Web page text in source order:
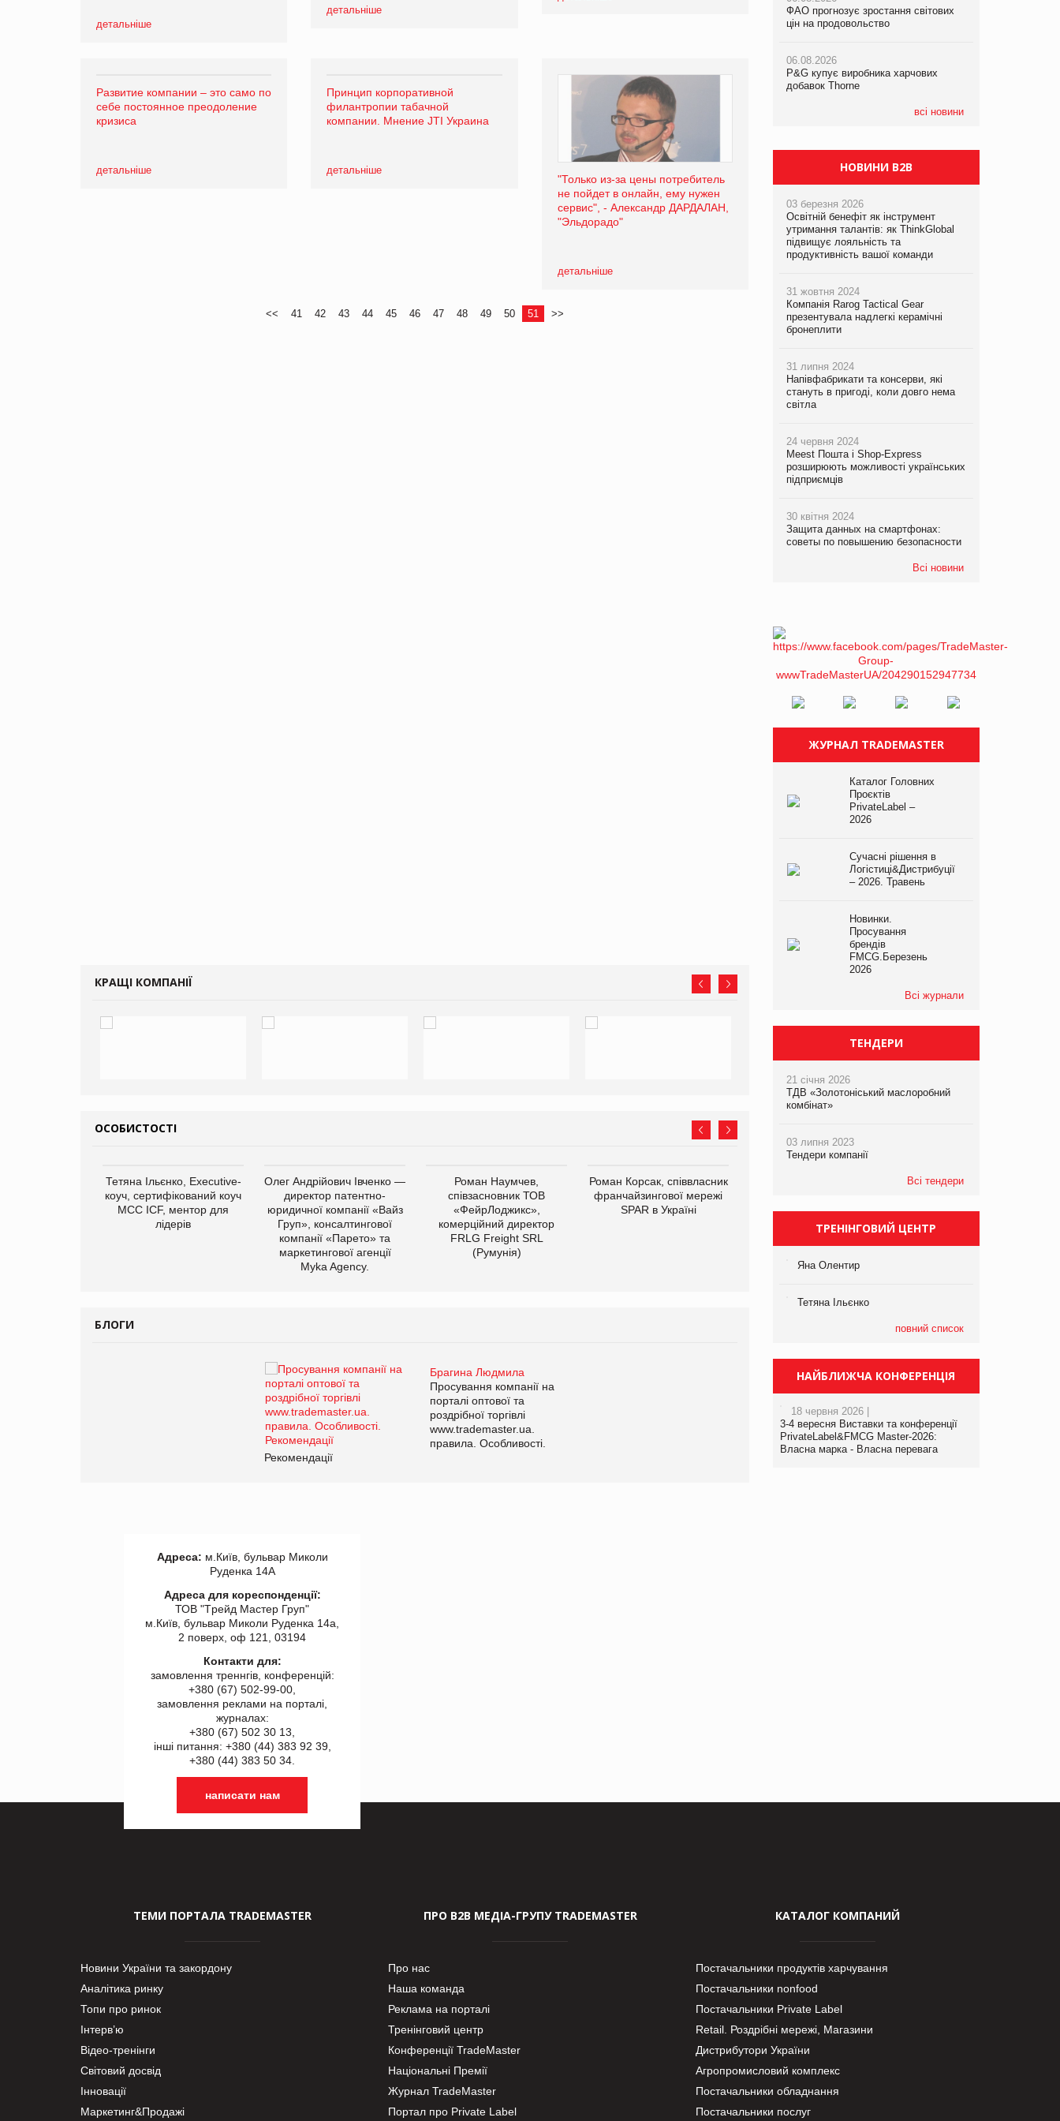
детальніше
детальніше
Развитие компании – это само по
себе постоянное преодоление
кризиса
детальніше
Принцип корпоративной
филантропии табачной
компании. Мнение JTI Украина
детальніше
"Только из-за цены потребитель
не пойдет в онлайн, ему нужен
сервис", - Александр ДАРДАЛАН,
"Эльдорадо"
детальніше
<< 41 42 43 44 45 46 47 48 49 50 51 >>
КРАЩІ КОМПАНІЇ
ОСОБИСТОСТІ
Тетяна Ільєнко, Executive-
коуч, сертифікований коуч
МСС ICF, ментор для
лідерів
Олег Андрійович Івченко —
директор патентно-
юридичної компанії «Вайз
Груп», консалтингової
компанії «Парето» та
маркетингової агенції
Myka Agency.
Роман Наумчев,
співзасновник ТОВ
«ФейрЛоджикс»,
комерційний директор
FRLG Freight SRL
(Румунія)
Роман Корсак, співвласник
франчайзингової мережі
SPAR в Україні
департаменту з
виробництва
Яна Сараніна, директор
БЛОГИ
Брагина Людмила
Просування компанії на
порталі оптової та
роздрібної торгівлі
www.trademaster.ua.
правила. Особливості.
Рекомендації
Брагина Людмила
роздрібної торгівлі
www.trademaster.ua.
правила. Особливості.
ФАО прогнозує зростання світових
цін на продовольство
06.08.2026
P&G купує виробника харчових
добавок Thorne
всі новини
у VARUS з’явилися новинки від ТМ
ТОКЕРИ
PrivateLabel&FMCG Master 2026
ФАО прогнозує зростання світових
цін на продовольство
06.08.2026
P&G купує виробника харчових
добавок Thorne
НОВИНИ B2B
03 березня 2026
Освітній бенефіт як інструмент
утримання талантів: як ThinkGlobal
підвищує лояльність та
продуктивність вашої команди
31 жовтня 2024
Компанія Rarog Tactical Gear
презентувала надлегкі керамічні
бронеплити
31 липня 2024
Напівфабрикати та консерви, які
стануть в пригоді, коли довго нема
світла
24 червня 2024
Meest Пошта і Shop-Express
розширюють можливості українських
підприємців
30 квітня 2024
Защита данных на смартфонах:
советы по повышению безопасности
Всі новини
ЖУРНАЛ TRADEMASTER
Каталог Головних
Проєктів
PrivateLabel –
2026
Сучасні рішення в
Логістиці&Дистрибуції
– 2026. Травень
Новинки.
Просування
брендів
FMCG.Березень
2026
Всі журнали
ТЕНДЕРИ
21 січня 2026
ТДВ «Золотоніський маслоробний
комбінат»
03 липня 2023
Тендери компанії
Всі тендери
ТРЕНІНГОВИЙ ЦЕНТР
Яна Олентир
Тетяна Ільєнко
повний список
НАЙБЛИЖЧА КОНФЕРЕНЦІЯ
18 червня 2026 |
3-4 вересня Виставки та конференції
PrivateLabel&FMCG Master-2026:
Власна марка - Власна перевага
Адреса: м.Київ, бульвар Миколи
Руденка 14А
Адреса для кореспонденції:
ТОВ "Tрейд Мастер Груп"
м.Київ, бульвар Миколи Руденка 14а,
2 поверх, оф 121, 03194
Контакти для:
замовлення треннгів, конференцій:
+380 (67) 502-99-00,
замовлення реклами на порталі,
журналах:
+380 (67) 502 30 13,
інші питання: +380 (44) 383 92 39,
+380 (44) 383 50 34.
написати нам
ТЕМИ ПОРТАЛА TRADEMASTER
Новини України та закордону
Аналітика ринку
Топи про ринок
Інтерв’ю
Відео-тренінги
Світовий досвід
Інновації
Маркетинг&Продажі
ПРО В2В МЕДІА-ГРУПУ TRADEMASTER
Про нас
Наша команда
Реклама на порталі
Тренінговий центр
Конференції TradeMaster
Національні Премії
Журнал TradeMaster
Портал про Private Label
КАТАЛОГ КОМПАНИЙ
Постачальники продуктів харчування
Постачальники nonfood
Постачальники Private Label
Retail. Роздрібні мережі, Магазини
Дистрибутори України
Агропромисловий комплекс
Постачальники обладнання
Постачальники послуг